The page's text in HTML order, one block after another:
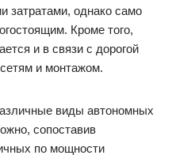
затратами, однако само
Кроме того,
и в связи с дорогой
и монтажом.
виды автономных
сопоставив
по мощности